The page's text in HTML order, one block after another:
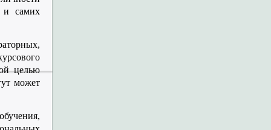
и самих
целью
может